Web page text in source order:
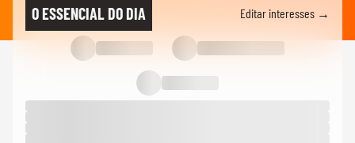
O ESSENCIAL DO DIA Editar interesses →